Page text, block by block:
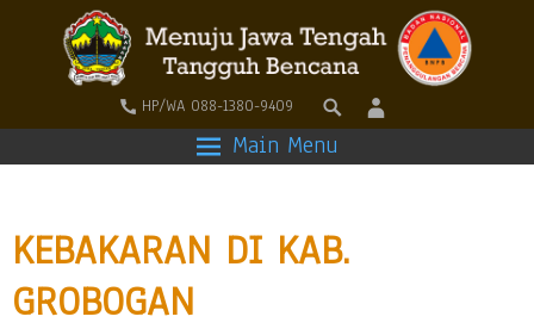
HP/WA 088-1380-9409
Main Menu
KEBAKARAN DI KAB.
GROBOGAN